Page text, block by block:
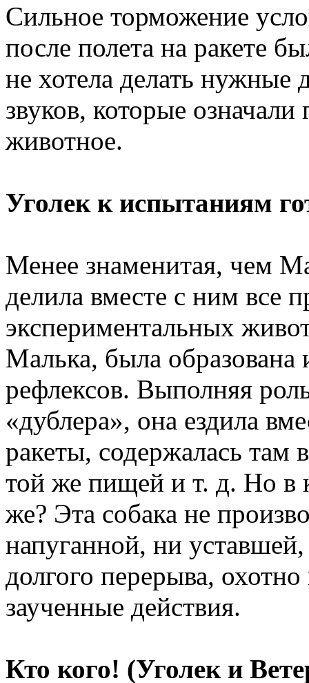
Сильное торможение
после полета на ракете
не хотела делать нужные
звуков, которые
животное.
Уголек к испытаниям
Менее знаменитая, чем
делила вместе с ним все
экспериментальных
Малька, была образована
рефлексов. Выполняя
«дублера», она ездила
ракеты, содержалась там
той же пищей и т. д. Но в
же? Эта собака не
напуганной, ни
долгого перерыва,
заученные действия.
Кто кого! (Уголек и